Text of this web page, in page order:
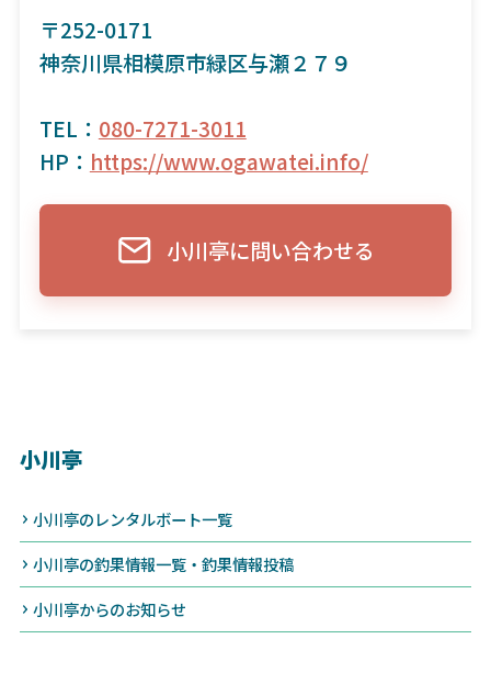
〒252-0171
神奈川県相模原市緑区与瀬２７９
TEL： 080-7271-3011
HP： https://www.ogawatei.info/
小川亭に問い合わせる
小川亭
小川亭のレンタルボート一覧
小川亭の釣果情報一覧・釣果情報投稿
小川亭からのお知らせ